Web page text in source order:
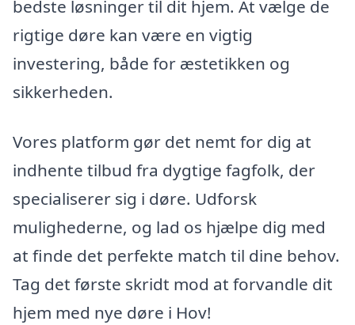
bedste løsninger til dit hjem. At vælge de
rigtige døre kan være en vigtig
investering, både for æstetikken og
sikkerheden.
Vores platform gør det nemt for dig at
indhente tilbud fra dygtige fagfolk, der
specialiserer sig i døre. Udforsk
mulighederne, og lad os hjælpe dig med
at finde det perfekte match til dine behov.
Tag det første skridt mod at forvandle dit
hjem med nye døre i Hov!